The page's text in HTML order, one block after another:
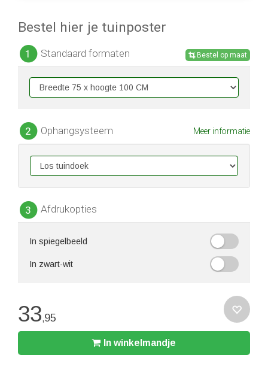
Bestel hier je tuinposter
1 Standaard formaten Bestel op maat
2 Ophangsysteem Meer informatie
3 Afdrukopties
In spiegelbeeld
In zwart-wit
33,95
In winkelmandje